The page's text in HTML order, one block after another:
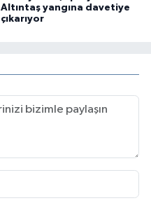
Altıntaş yangına davetiye
çıkarıyor